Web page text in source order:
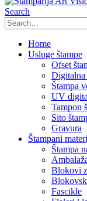
Search
Home
Usluge štampe
Ofset
Digitalna
Štampa
UV
Tampon
Sito
Gravura
Štampani
Štampa
Blokovi
Fascikle